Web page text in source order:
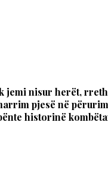
nisur herët,
pjesë në
historinë